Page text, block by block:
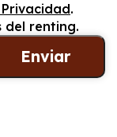
.
del renting.